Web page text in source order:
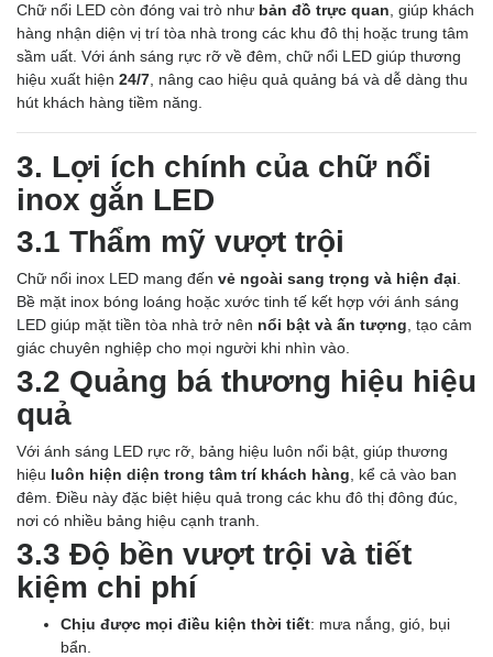
Chữ nổi LED còn đóng vai trò như bản đồ trực quan , giúp khách
hàng nhận diện vị trí tòa nhà trong các khu đô thị hoặc trung tâm
sầm uất. Với ánh sáng rực rỡ về đêm, chữ nổi LED giúp thương
hiệu xuất hiện 24/7 , nâng cao hiệu quả quảng bá và dễ dàng thu
hút khách hàng tiềm năng.
3. Lợi ích chính của chữ nổi
inox gắn LED
3.1 Thẩm mỹ vượt trội
Chữ nổi inox LED mang đến vẻ ngoài sang trọng và hiện đại
Bề mặt inox bóng loáng hoặc xước tinh tế kết hợp với ánh sáng
LED giúp mặt tiền tòa nhà trở nên nổi bật và ấn tượng , tạo cảm
giác chuyên nghiệp cho mọi người khi nhìn vào.
3.2 Quảng bá thương hiệu hiệu
quả
Với ánh sáng LED rực rỡ, bảng hiệu luôn nổi bật, giúp thương
hiệu luôn hiện diện trong tâm trí khách hàng , kể cả vào ban
đêm. Điều này đặc biệt hiệu quả trong các khu đô thị đông đúc,
nơi có nhiều bảng hiệu cạnh tranh.
3.3 Độ bền vượt trội và tiết
kiệm chi phí
Chịu được mọi điều kiện thời tiết: mưa nắng, gió, bụi
bẩn.